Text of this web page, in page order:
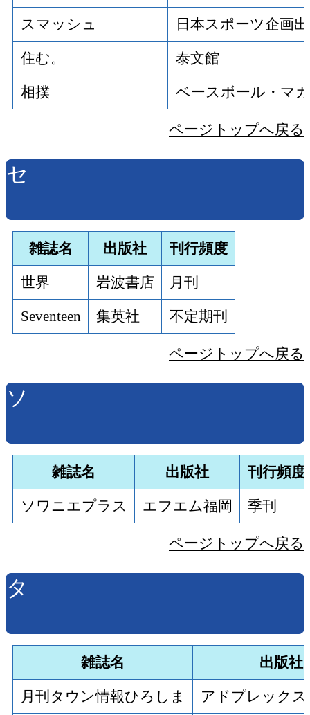
スマッシュ 日本スポーツ企画
住む。 泰文館
相撲 ベースボール・マ
ページトップへ戻る
セ
雑誌名 出版社 刊行頻度
世界 岩波書店 月刊
Seventeen 集英社 不定期刊
ページトップへ戻る
ソ
雑誌名 出版社 刊行頻度
ソワニエプラス エフエム福岡 季刊
ページトップへ戻る
タ
雑誌名 出版社
月刊タウン情報ひろしま アドプレックス